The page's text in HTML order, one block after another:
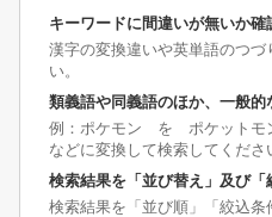
キーワードに間違いが無いか確
漢字の変換違いや英単語のつ
い。
類義語や同義語のほか、一般
例：ポケモン を ポケットモ
などに変換して検索してくださ
検索結果を「並び替え」及び「
検索結果を「並び順」「絞込